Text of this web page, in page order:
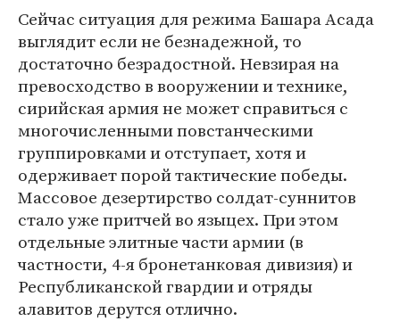
Сейчас ситуация для режима Башара Асада
выглядит если не безнадежной, то
достаточно безрадостной. Невзирая на
превосходство в вооружении и технике,
сирийская армия не может справиться с
многочисленными повстанческими
группировками и отступает, хотя и
одерживает порой тактические победы.
Массовое дезертирство солдат-суннитов
стало уже притчей во языцех. При этом
отдельные элитные части армии (в
частности, 4-я бронетанковая дивизия) и
Республиканской гвардии и отряды
алавитов дерутся отлично.